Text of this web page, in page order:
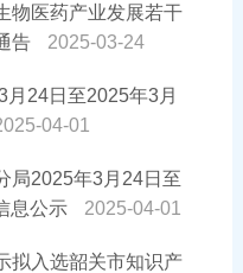
物医药产业发展若干
告
2025-03-24
24日至2025年3月
04-01
局2025年3月24日至
息公示
2025-04-01
拟入选韶关市知识产